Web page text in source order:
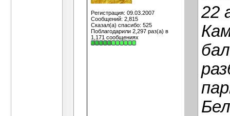
Регистрация: 09.03.2007
Сообщений: 2,815
Сказал(а) спасибо: 525
Поблагодарили 2,297 раз(а) в
1,171 сообщениях
22